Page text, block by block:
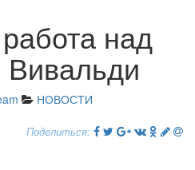
над
НОВОСТИ
Поделиться: